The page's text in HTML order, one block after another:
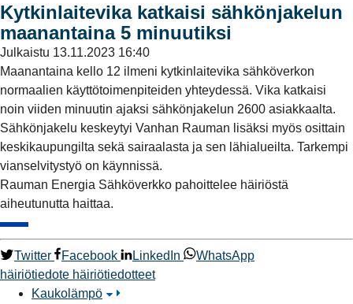
Kytkinlaitevika katkaisi sähkönjakelun
maanantaina 5 minuutiksi
Julkaistu 13.11.2023 16:40
Maanantaina kello 12 ilmeni kytkinlaitevika sähköverkon
normaalien käyttötoimenpiteiden yhteydessä. Vika katkaisi
noin viiden minuutin ajaksi sähkönjakelun 2600 asiakkaalta.
Sähkönjakelu keskeytyi Vanhan Rauman lisäksi myös osittain
keskikaupungilta sekä sairaalasta ja sen lähialueilta. Tarkempi
vianselvitystyö on käynnissä.
Rauman Energia Sähköverkko pahoittelee häiriöstä
aiheutunutta haittaa.
Twitter Facebook LinkedIn
WhatsApp
häiriötiedote häiriötiedotteet
Kaukolämpö